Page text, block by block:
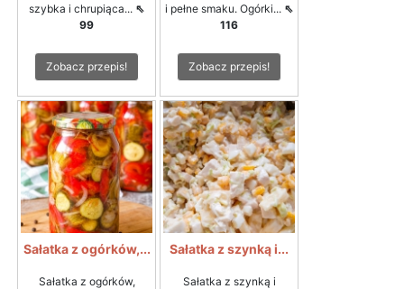
szybka i chrupiąca... ⇖
99
Zobacz przepis!
i pełne smaku. Ogórki... ⇖
116
Zobacz przepis!
Sałatka z ogórków,...
Sałatka z ogórków,
Sałatka z szynką i...
Sałatka z szynką i